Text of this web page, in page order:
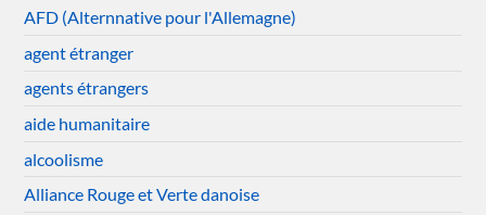
AFD (Alternnative pour l'Allemagne)
agent étranger
agents étrangers
aide humanitaire
alcoolisme
Alliance Rouge et Verte danoise